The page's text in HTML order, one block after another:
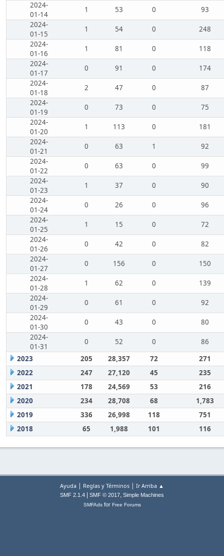
2024-
01-14
1 53 0
93
2024-
01-15
1 54 0
248
2024-
01-16
1 81 0
118
2024-
01-17
0 91 0
174
2024-
01-18
2 47 0
87
2024-
01-19
0 73 0
75
2024-
01-20
1 113 0
181
2024-
01-21
0 63 1
92
2024-
01-22
0 63 0
99
2024-
01-23
1 37 0
90
2024-
01-24
0 26 0
96
2024-
01-25
1 15 0
72
2024-
01-26
0 42 0
82
2024-
01-27
0 156 0
150
2024-
01-28
1 62 0
139
2024-
01-29
0 61 0
92
2024-
01-30
0 43 0
80
2024-
01-31
0 52 0
86
2023
205 28,357 72
271
2022
247 27,120 45
235
2021
178 24,569 53
216
2020
234 28,708 68
1,783
2019
336 26,998 118
751
2018
65 1,988 101 116
Ayuda | Reglas y Términos | Ir Arriba ▲
SMF 2.1.4 SMF © 2017, Simple Machines
SMFAdsfor Free Forums